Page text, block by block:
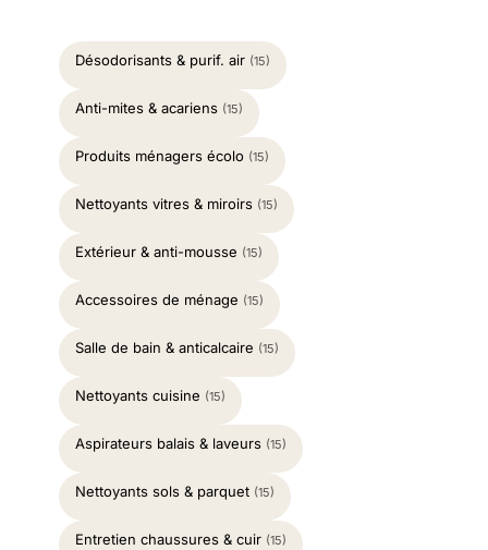
Désodorisants & purif. air (15)
Anti-mites & acariens (15)
Produits ménagers écolo (15)
Nettoyants vitres & miroirs (15)
Extérieur & anti-mousse (15)
Accessoires de ménage (15)
Salle de bain & anticalcaire (15)
Nettoyants cuisine (15)
Aspirateurs balais & laveurs (15)
Nettoyants sols & parquet (15)
Entretien chaussures & cuir (15)